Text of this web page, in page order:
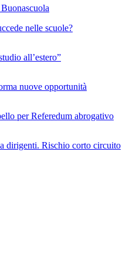
nelle scuole?
all’estero”
nuove opportunità
per Referedum abrogativo
dirigenti. Rischio corto circuito